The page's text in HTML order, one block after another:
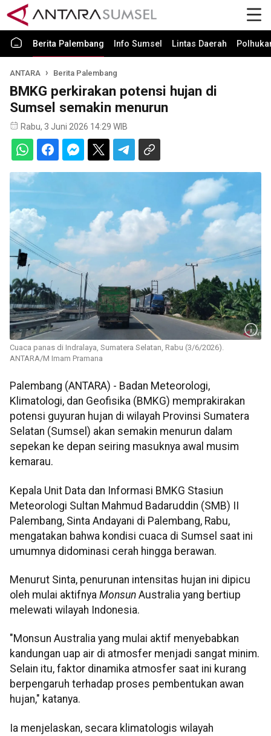
Berita Palembang Info Sumsel Lintas Daerah
ANTARA Berita Palembang
BMKG perkirakan potensi hujan di
Sumsel semakin menurun
Rabu, 3 Juni 2026 14:29 WIB
Cuaca panas di Indralaya, Sumatera Selatan, Rabu (3/6/2026).
ANTARA/M Imam Pramana
Palembang (ANTARA) - Badan Meteorologi,
Klimatologi, dan Geofisika (BMKG) memprakirakan
potensi guyuran hujan di wilayah Provinsi Sumatera
Selatan (Sumsel) akan semakin menurun dalam
sepekan ke depan seiring masuknya awal musim
kemarau.
Kepala Unit Data dan Informasi BMKG Stasiun
Meteorologi Sultan Mahmud Badaruddin (SMB) II
Palembang, Sinta Andayani di Palembang, Rabu,
mengatakan bahwa kondisi cuaca di Sumsel saat ini
umumnya didominasi cerah hingga berawan.
Menurut Sinta, penurunan intensitas hujan ini dipicu
oleh mulai aktifnya Monsun Australia yang bertiup
melewati wilayah Indonesia.
"Monsun Australia yang mulai aktif menyebabkan
kandungan uap air di atmosfer menjadi sangat minim.
Selain itu, faktor dinamika atmosfer saat ini kurang
berpengaruh terhadap proses pembentukan awan
hujan," katanya.
Ia menjelaskan, secara klimatologis wilayah